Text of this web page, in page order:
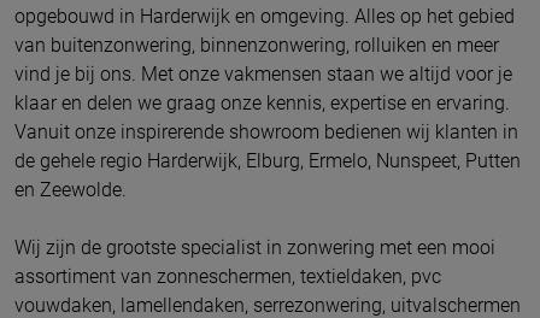
opgebouwd in Harderwijk en omgeving. Alles op het gebied
van buitenzonwering, binnenzonwering, rolluiken en meer
vind je bij ons. Met onze vakmensen staan we altijd voor je
klaar en delen we graag onze kennis, expertise en ervaring.
Vanuit onze inspirerende showroom bedienen wij klanten in
de gehele regio Harderwijk, Elburg, Ermelo, Nunspeet, Putten
en Zeewolde.
Wij zijn de grootste specialist in zonwering met een mooi
assortiment van zonneschermen, textieldaken, pvc
vouwdaken, lamellendaken, serrezonwering, uitvalschermen